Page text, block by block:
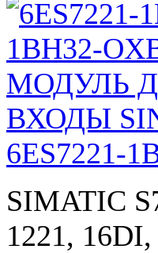
6ES7221-
SIMATIC
1221,